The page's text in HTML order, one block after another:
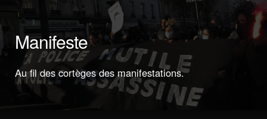
Manifeste
Au fil des cortèges des manifestations.